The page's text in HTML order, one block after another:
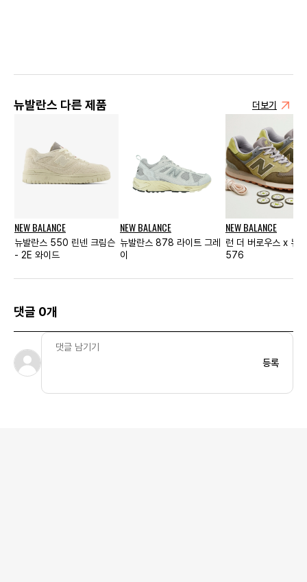
뉴발란스 다른 제품 더보기
NEW BALANCE
뉴발란스 550 린넨 크림슨
- 2E 와이드
NEW BALANCE
뉴발란스 878 라이트 그레
이
NEW BALANCE
런 더 버로우스 x 뉴
576
댓글 0개
등록